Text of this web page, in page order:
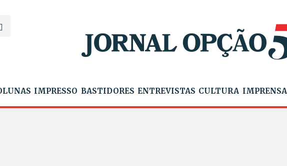
IMPRESSO BASTIDORES ENTREVISTAS CULTURA IMPRENSA